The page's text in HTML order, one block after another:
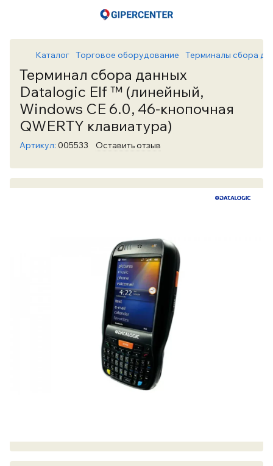
Каталог Торговое оборудование Терминалы сбора
Терминал сбора данных
Datalogic Elf ™ (линейный,
Windows CE 6.0, 46-кнопочная
QWERTY клавиатура)
Артикул: 005533 Оставить отзыв